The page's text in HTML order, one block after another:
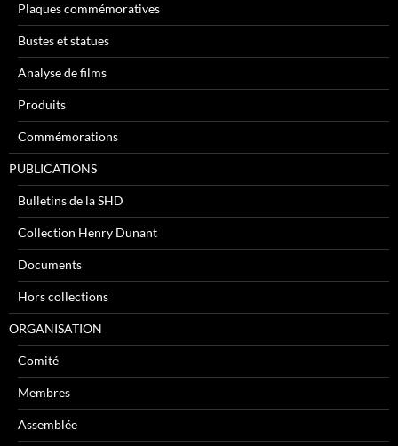
Plaques commémoratives
Bustes et statues
Analyse de films
Produits
Commémorations
PUBLICATIONS
Bulletins de la SHD
Collection Henry Dunant
Documents
Hors collections
ORGANISATION
Comité
Membres
Assemblée